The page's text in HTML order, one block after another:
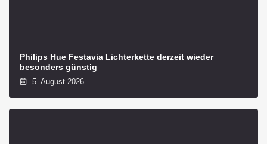
Philips Hue Festavia Lichterkette derzeit wieder
besonders günstig
5. August 2026